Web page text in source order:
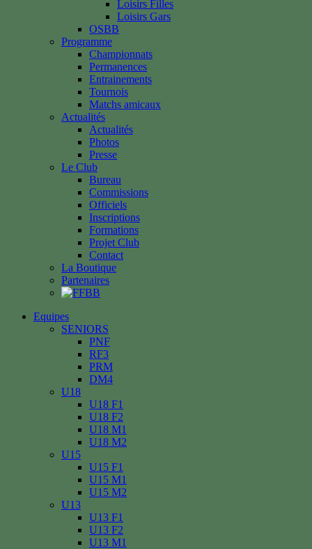
Loisirs Filles
Loisirs Gars
OSBB
Programme
Championnats
Permanences
Entrainements
Tournois
Matchs amicaux
Actualités
Actualités
Photos
Presse
Le Club
Bureau
Commissions
Officiels
Inscriptions
Formations
Projet Club
Contact
La Boutique
Partenaires
Equipes
SENIORS
PNF
RF3
PRM
DM4
U18
U18 F1
U18 F2
U18 M1
U18 M2
U15
U15 F1
U15 M1
U15 M2
U13
U13 F1
U13 F2
U13 M1